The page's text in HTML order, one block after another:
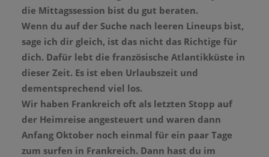
die Mittagssession bist du gut beraten.
Wenn du auf der Suche nach leeren Lineups bist,
sage ich dir gleich, ist das nicht das Richtige für
dich. Dafür lebt die französische Atlantikküste in
dieser Zeit. Es ist eben Urlaubszeit und
dementsprechend viel los.
Wir haben Frankreich oft als letzten Stopp auf
der Heimreise angesteuert und waren dann
Anfang Oktober noch einmal für ein paar Tage
zum surfen in Frankreich. Dann hast du im